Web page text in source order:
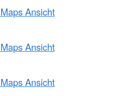
Ansicht
Ansicht
Ansicht